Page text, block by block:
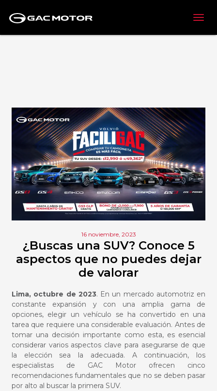
16 noviembre, 2023
¿Buscas una SUV? Conoce 5
aspectos que no puedes dejar
de valorar
Lima, octubre de 2023. En un mercado automotriz en
constante expansión y con una amplia gama de
opciones, elegir un vehículo se ha convertido en una
tarea que requiere una considerable evaluación. Antes de
tomar una decisión importante como esta, es esencial
considerar varios aspectos clave para asegurarse de que
la elección sea la adecuada. A continuación, los
especialistas de GAC Motor ofrecen cinco
recomendaciones fundamentales que no se deben pasar
por alto al buscar la primera SUV.